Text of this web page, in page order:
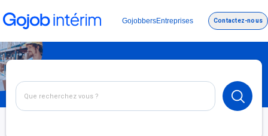
GojobbersEntreprises Contactez-nous